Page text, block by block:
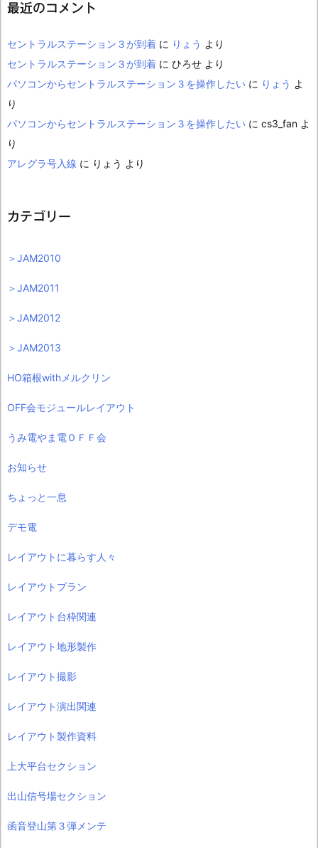
最近のコメント
セントラルステーション３が到着 に りょう より
セントラルステーション３が到着 に ひろせ より
パソコンからセントラルステーション３を操作したい に りょう よ
り
パソコンからセントラルステーション３を操作したい に cs3_fan よ
り
アレグラ号入線 に りょう より
カテゴリー
＞JAM2010
＞JAM2011
＞JAM2012
＞JAM2013
HO箱根withメルクリン
OFF会モジュールレイアウト
うみ電やま電ＯＦＦ会
お知らせ
ちょっと一息
デモ電
レイアウトに暮らす人々
レイアウトプラン
レイアウト台枠関連
レイアウト地形製作
レイアウト撮影
レイアウト演出関連
レイアウト製作資料
上大平台セクション
出山信号場セクション
函音登山第３弾メンテ